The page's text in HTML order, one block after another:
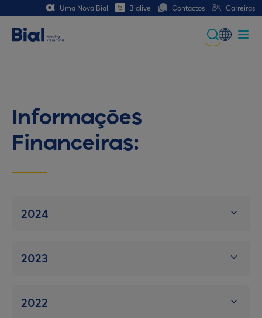
Uma Nova Bial Bialive Contactos Carreiras
Informações
Financeiras:
2024
2023
2022